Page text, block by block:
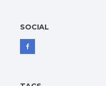
SOCIAL